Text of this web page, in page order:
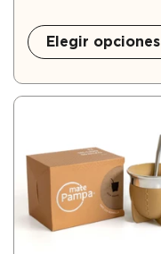
Elegir opciones